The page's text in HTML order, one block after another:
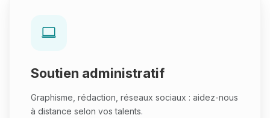
Soutien administratif
Graphisme, rédaction, réseaux sociaux : aidez-nous
à distance selon vos talents.